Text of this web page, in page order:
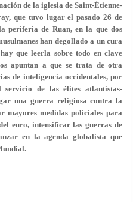
de la iglesia de Saint-Étienne-
que tuvo lugar el pasado 26 de
periferia de Ruan, en la que dos
han degollado a un cura
que leerla sobre todo en clave
apuntan a que se trata de otra
de inteligencia occidentales, por
de las élites atlantistas-
una guerra religiosa contra la
mayores medidas policiales para
euro, intensificar las guerras de
en la agenda globalista que